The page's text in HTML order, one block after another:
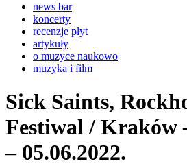
news bar
koncerty
recenzje płyt
artykuły
o muzyce naukowo
muzyka i film
Sick Saints,
Festiwal / Kraków
– 05.06.2022.